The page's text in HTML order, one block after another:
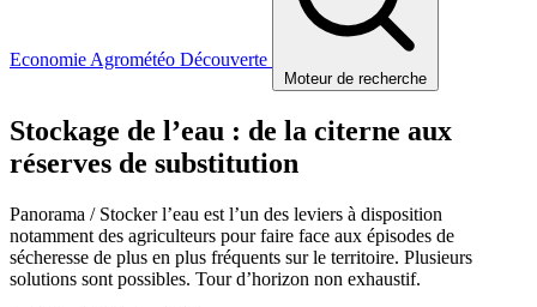
Economie Agrométéo Découverte
Moteur de recherche
Stockage de l’eau : de la citerne aux
réserves de substitution
Panorama / Stocker l’eau est l’un des leviers à disposition
notamment des agriculteurs pour faire face aux épisodes de
sécheresse de plus en plus fréquents sur le territoire. Plusieurs
solutions sont possibles. Tour d’horizon non exhaustif.